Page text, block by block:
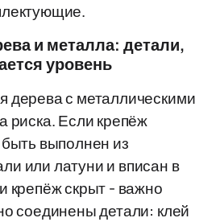
и металла: детали,
уровень
дерева с металлическими
риска. Если крепёж
выполнен из
или латуни и вписан в
крепёж скрыт - важно
соединены детали: клей